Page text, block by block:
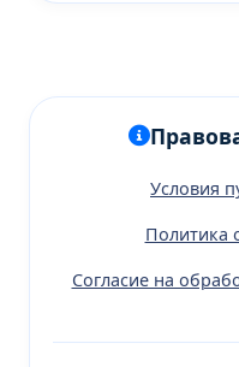
Условия
Политика
Согласие на